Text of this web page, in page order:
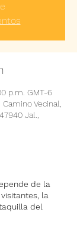
p.m. GMT-6
Vecinal,
Jal.,
de la
la
del